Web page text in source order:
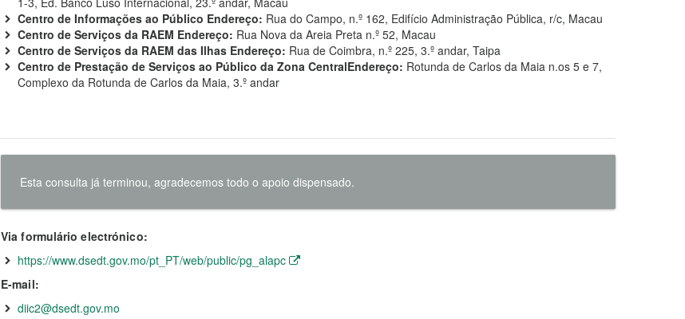
Centro de Informações ao Público Endereço: Rua do Campo, n.º 162, Edifício Administração Pública, r/c, Macau
Centro de Serviços da RAEM Endereço: Rua Nova da Areia Preta n.º 52, Macau
Centro de Serviços da RAEM das Ilhas Endereço: Rua de Coimbra, n.º 225, 3.º andar, Taipa
Centro de Prestação de Serviços ao Público da Zona CentralEndereço: Rotunda de Carlos da Maia n.os 5 e 7,
Complexo da Rotunda de Carlos da Maia, 3.º andar
Esta consulta já terminou, agradecemos todo o apoio dispensado.
Via formulário electrónico:
https://www.dsedt.gov.mo/pt_PT/web/public/pg_alapc
E-mail:
diic2@dsedt.gov.mo